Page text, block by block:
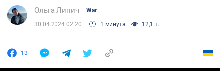
Ольга Липич War
30.04.2024 02:20 1 минута 12,1 т.
13